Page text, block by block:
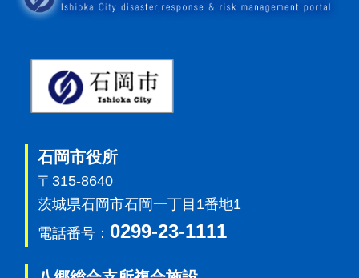
石岡市役所
〒315-8640
茨城県石岡市石岡一丁目1番地1
電話番号： 0299-23-1111